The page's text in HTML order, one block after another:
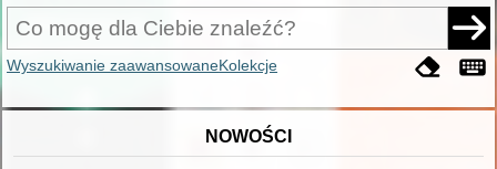
Wyszukiwanie zaawansowaneKolekcje
NOWOŚCI